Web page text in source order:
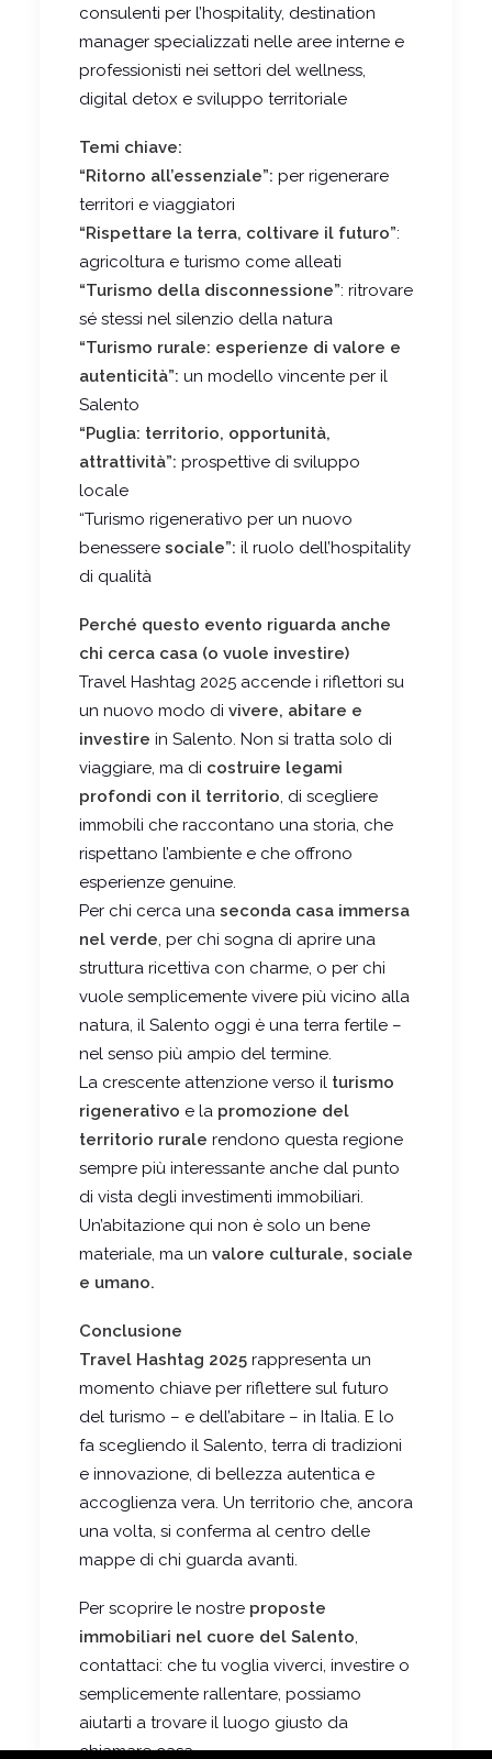
consulenti per l’hospitality, destination
manager specializzati nelle aree interne e
professionisti nei settori del wellness,
digital detox e sviluppo territoriale
Temi chiave:
“Ritorno all’essenziale”: per rigenerare
territori e viaggiatori
“Rispettare la terra, coltivare il futuro”:
agricoltura e turismo come alleati
“Turismo della disconnessione”: ritrovare
sé stessi nel silenzio della natura
“Turismo rurale: esperienze di valore e
autenticità”: un modello vincente per il
Salento
“Puglia: territorio, opportunità,
attrattività”: prospettive di sviluppo
locale
“Turismo rigenerativo per un nuovo
benessere sociale”: il ruolo dell’hospitality
di qualità
Perché questo evento riguarda anche
chi cerca casa (o vuole investire)
Travel Hashtag 2025 accende i riflettori su
un nuovo modo di vivere, abitare e
investire in Salento. Non si tratta solo di
viaggiare, ma di costruire legami
profondi con il territorio, di scegliere
immobili che raccontano una storia, che
rispettano l’ambiente e che offrono
esperienze genuine.
Per chi cerca una seconda casa immersa
nel verde, per chi sogna di aprire una
struttura ricettiva con charme, o per chi
vuole semplicemente vivere più vicino alla
natura, il Salento oggi è una terra fertile –
nel senso più ampio del termine.
La crescente attenzione verso il turismo
rigenerativo e la promozione del
territorio rurale rendono questa regione
sempre più interessante anche dal punto
di vista degli investimenti immobiliari.
Un’abitazione qui non è solo un bene
materiale, ma un valore culturale, sociale
e umano.
Conclusione
Travel Hashtag 2025 rappresenta un
momento chiave per riflettere sul futuro
del turismo – e dell’abitare – in Italia. E lo
fa scegliendo il Salento, terra di tradizioni
e innovazione, di bellezza autentica e
accoglienza vera. Un territorio che, ancora
una volta, si conferma al centro delle
mappe di chi guarda avanti.
Per scoprire le nostre proposte
immobiliari nel cuore del Salento,
contattaci: che tu voglia viverci, investire o
semplicemente rallentare, possiamo
aiutarti a trovare il luogo giusto da
chiamare casa.